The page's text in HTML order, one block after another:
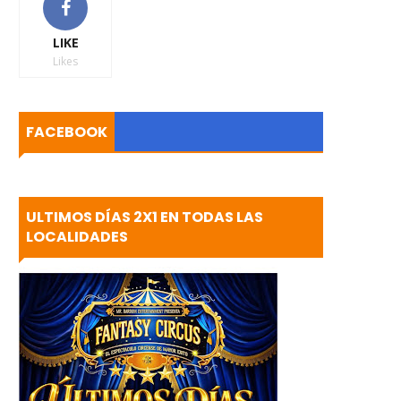
LIKE
Likes
FACEBOOK
ULTIMOS DÍAS 2X1 EN TODAS LAS
LOCALIDADES